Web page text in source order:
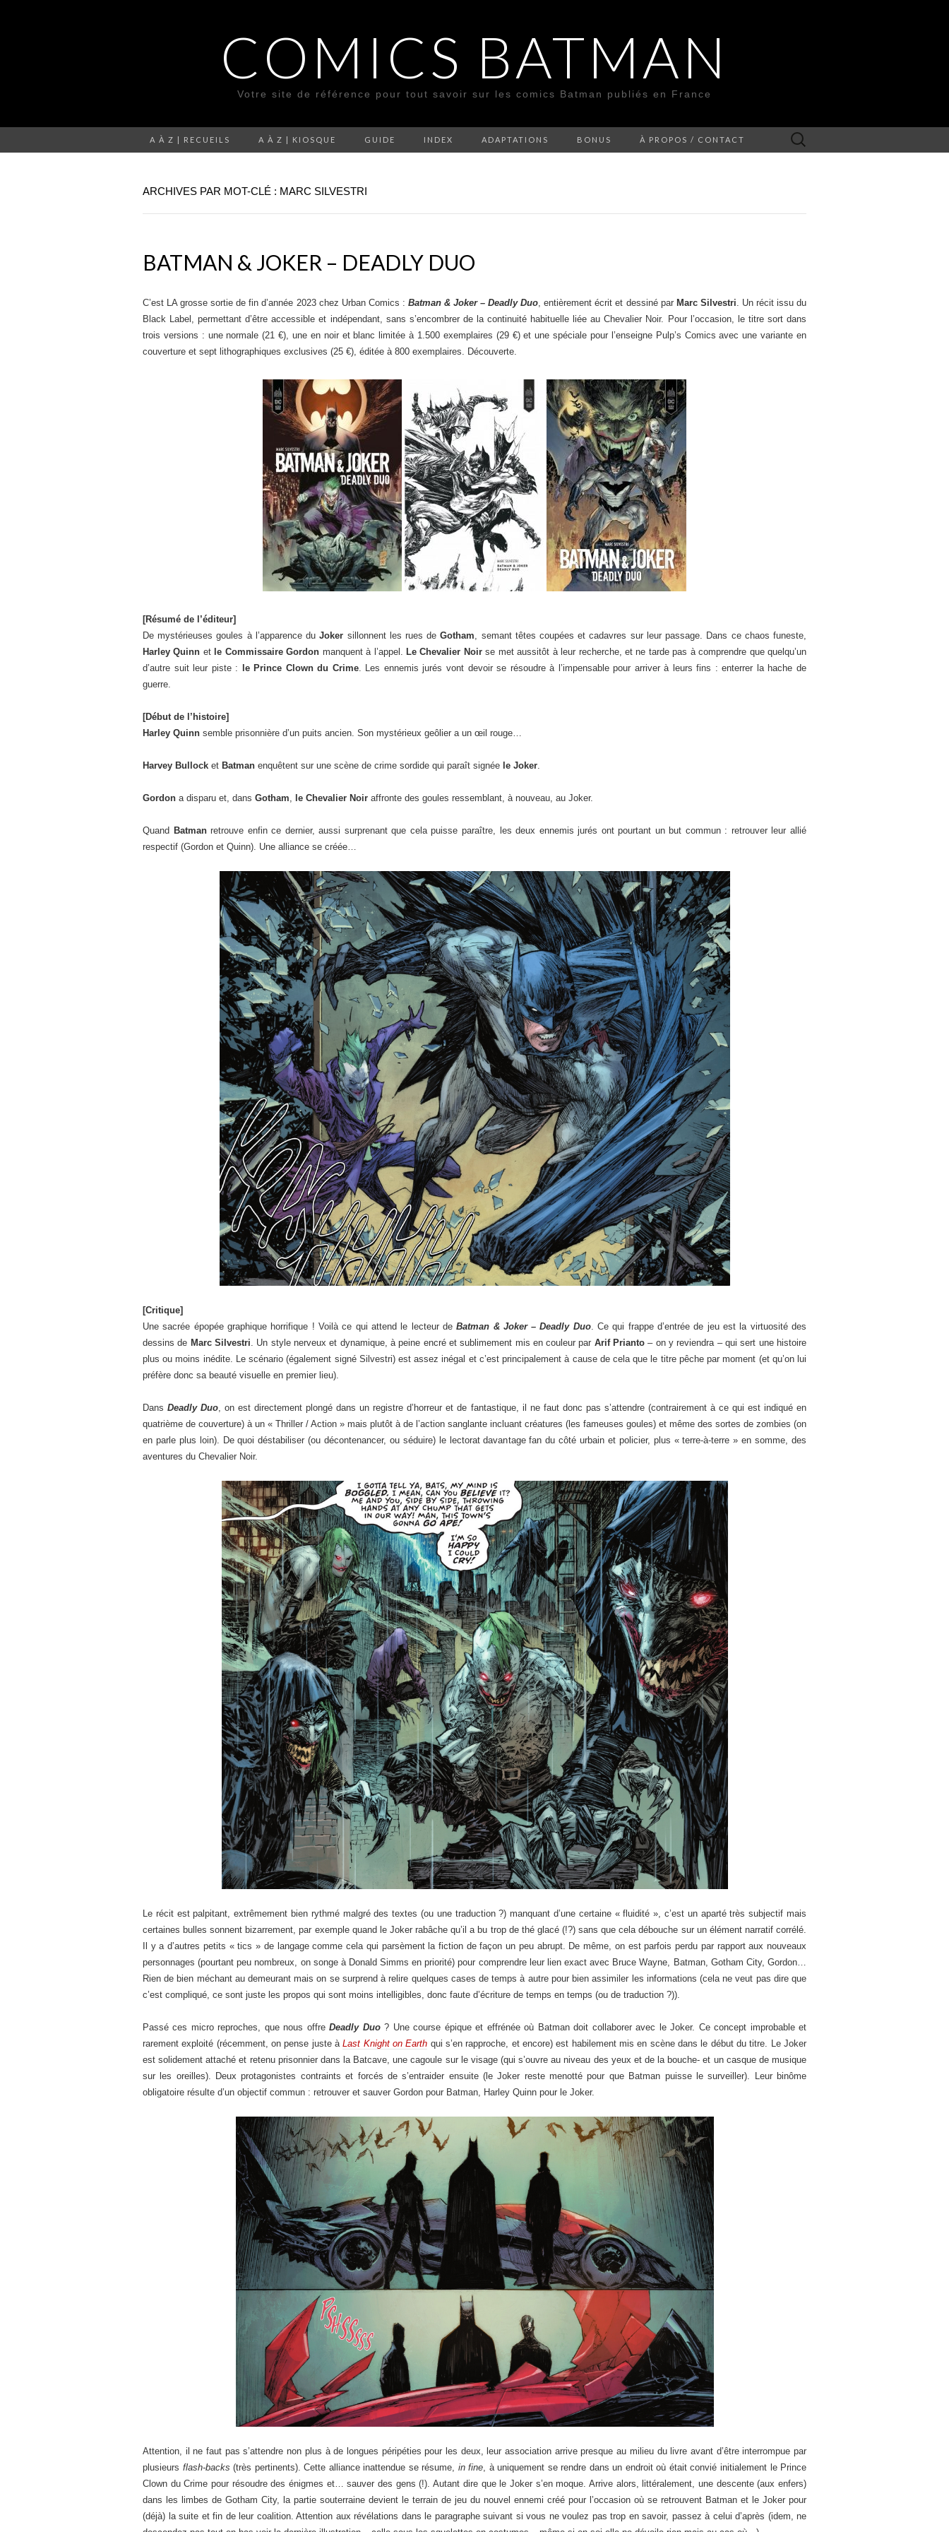
COMICS BATMAN
Votre site de référence pour tout savoir sur les comics Batman publiés en France
A À Z | RECUEILS A À Z | KIOSQUE GUIDE INDEX ADAPTATIONS BONUS À PROPOS / CONTACT Rechercher :
ARCHIVES PAR MOT-CLÉ : MARC SILVESTRI
BATMAN & JOKER – DEADLY DUO
C’est LA grosse sortie de fin d’année 2023 chez Urban Comics : Batman & Joker – Deadly Duo, entièrement écrit et dessiné par Marc Silvestri. Un récit issu du
Black Label, permettant d’être accessible et indépendant, sans s’encombrer de la continuité habituelle liée au Chevalier Noir. Pour l’occasion, le titre sort dans
trois versions : une normale (21 €), une en noir et blanc limitée à 1.500 exemplaires (29 €) et une spéciale pour l’enseigne Pulp’s Comics avec une variante en
couverture et sept lithographiques exclusives (25 €), éditée à 800 exemplaires. Découverte.
[Résumé de l’éditeur]
De mystérieuses goules à l’apparence duJoker sillonnent les rues deGotham, semant têtes coupées et cadavres sur leur passage. Dans ce chaos funeste,
Harley Quinn etle Commissaire Gordon manquent à l’appel. Le Chevalier Noirse met aussitôt à leur recherche, et ne tarde pas à comprendre que quelqu’un
d’autre suit leur piste :
le Prince Clown du Crime. Les ennemis jurés vont devoir se résoudre à l’impensable pour arriver à leurs fins : enterrer la hache de
guerre.
[Début de l’histoire]
Harley Quinn semble prisonnière d’un puits ancien. Son mystérieux geôlier a un œil rouge…
Harvey Bullock et Batman enquêtent sur une scène de crime sordide qui paraît signée le Joker.
Gordon a disparu et, dans Gotham, le Chevalier Noir affronte des goules ressemblant, à nouveau, au Joker.
Quand Batmanretrouve enfin ce dernier, aussi surprenant que cela puisse paraître, les deux ennemis jurés ont pourtant un but commun : retrouver leur allié
respectif (Gordon et Quinn). Une alliance se créée…
[Critique]
Une sacrée épopée graphique horrifique ! Voilà ce qui attend le lecteur deBatman & Joker – Deadly Duo. Ce qui frappe d’entrée de jeu est la virtuosité des
dessins de Marc Silvestri . Un style nerveux et dynamique, à peine encré et sublimement mis en couleur par Arif Prianto – on y reviendra – qui sert une histoire
plus ou moins inédite. Le scénario (également signé Silvestri) est assez inégal et c’est principalement à cause de cela que le titre pêche par moment (et qu’on lui
préfère donc sa beauté visuelle en premier lieu).
DansDeadly Duo , on est directement plongé dans un registre d’horreur et de fantastique, il ne faut donc pas s’attendre (contrairement à ce qui est indiqué en
quatrième de couverture) à un « Thriller / Action » mais plutôt à de l’action sanglante incluant créatures (les fameuses goules) et même des sortes de zombies (on
en parle plus loin). De quoi déstabiliser (ou décontenancer, ou séduire) le lectorat davantage fan du côté urbain et policier, plus « terre-à-terre » en somme, des
aventures du Chevalier Noir.
Le récit est palpitant, extrêmement bien rythmé malgré des textes (ou une traduction ?) manquant d’une certaine « fluidité », c’est un aparté très subjectif mais
certaines bulles sonnent bizarrement, par exemple quand le Joker rabâche qu’il a bu trop de thé glacé (!?) sans que cela débouche sur un élément narratif corrélé.
Il y a d’autres petits « tics » de langage comme cela qui parsèment la fiction de façon un peu abrupt. De même, on est parfois perdu par rapport aux nouveaux
personnages (pourtant peu nombreux, on songe à Donald Simms en priorité) pour comprendre leur lien exact avec Bruce Wayne, Batman, Gotham City, Gordon…
Rien de bien méchant au demeurant mais on se surprend à relire quelques cases de temps à autre pour bien assimiler les informations (cela ne veut pas dire que
c’est compliqué, ce sont juste les propos qui sont moins intelligibles, donc faute d’écriture de temps en temps (ou de traduction ?)).
Passé ces micro reproches, que nous offreDeadly Duo? Une course épique et effrénée où Batman doit collaborer avec le Joker. Ce concept improbable et
rarement exploité (récemment, on pense juste àLast Knight on Earth qui s’en rapproche, et encore) est habilement mis en scène dans le début du titre. Le Joker
est solidement attaché et retenu prisonnier dans la Batcave, une cagoule sur le visage (qui s’ouvre au niveau des yeux et de la bouche- et un casque de musique
sur les oreilles). Deux protagonistes contraints et forcés de s’entraider ensuite (le Joker reste menotté pour que Batman puisse le surveiller). Leur binôme
obligatoire résulte d’un objectif commun : retrouver et sauver Gordon pour Batman, Harley Quinn pour le Joker.
Attention, il ne faut pas s’attendre non plus à de longues péripéties pour les deux, leur association arrive presque au milieu du livre avant d’être interrompue par
plusieurs flash-backs (très pertinents). Cette alliance inattendue se résume, in fine, à uniquement se rendre dans un endroit où était convié initialement le Prince
Clown du Crime pour résoudre des énigmes et… sauver des gens (!). Autant dire que le Joker s’en moque. Arrive alors, littéralement, une descente (aux enfers)
dans les limbes de Gotham City, la partie souterraine devient le terrain de jeu du nouvel ennemi créé pour l’occasion où se retrouvent Batman et le Joker pour
(déjà) la suite et fin de leur coalition. Attention aux révélations dans le paragraphe suivant si vous ne voulez pas trop en savoir, passez à celui d’après (idem, ne